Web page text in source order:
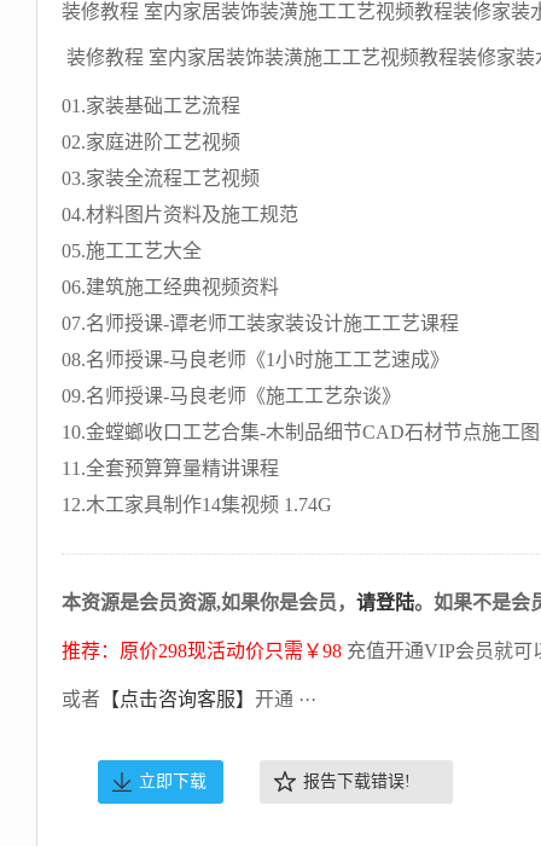
装修教程 室内家居装饰装潢施工工艺视频教程装修家装
装修教程 室内家居装饰装潢施工工艺视频教程装修家
01.家装基础工艺流程
02.家庭进阶工艺视频
03.家装全流程工艺视频
04.材料图片资料及施工规范
05.施工工艺大全
06.建筑施工经典视频资料
07.名师授课-谭老师工装家装设计施工工艺课程
08.名师授课-马良老师《1小时施工工艺速成》
09.名师授课-马良老师《施工工艺杂谈》
10.金螳螂收口工艺合集-木制品细节CAD石材节点施工
11.全套预算算量精讲课程
12.木工家具制作14集视频 1.74G
本资源是会员资源,如果你是会员， 请登陆。如果不是会
推荐：原价298现活动价只需￥98 充值开通VIP会员就可
或者 【点击咨询客服】 开通 ···
立即下载 报告下载错误!